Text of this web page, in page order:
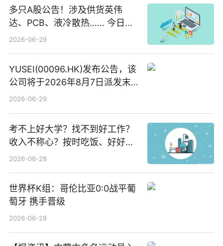
多只A股公告！涉及供货英伟
达、PCB、液冷散热…… 今日快
讯
2026-06-29
YUSEI(00096.HK)发布公告，该
公司将于2026年8月7日派发末
期股息每股人民币0.013元 每日
2026-06-29
考不上好大学？找不到好工作？
收入不称心？按时吃饭、好好睡
觉
2026-06-28
世界杯K组：哥伦比亚0:0战平葡
萄牙 携手晋级
2026-06-28